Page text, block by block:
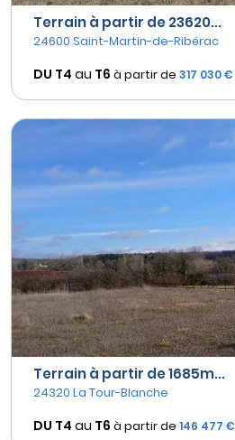
Terrain à partir de 23620...
24600 Saint-Martin-de-Ribérac
DU T4 au T6 à partir de 317 030 €
Terrain à partir de 1685m...
24320 La Tour-Blanche
DU T4 au T6 à partir de 146 477 €